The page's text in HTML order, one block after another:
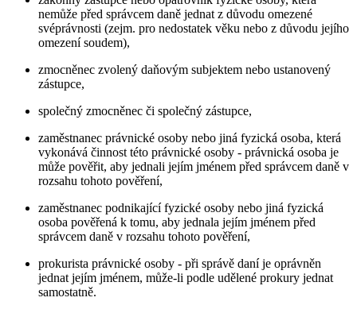
nemůže před správcem daně jednat z důvodu omezené
svéprávnosti (zejm. pro nedostatek věku nebo z důvodu jejího
omezení soudem),
zmocněnec zvolený daňovým subjektem nebo ustanovený
zástupce,
společný zmocněnec či společný zástupce,
zaměstnanec právnické osoby nebo jiná fyzická osoba, která
vykonává činnost této právnické osoby - právnická osoba je
může pověřit, aby jednali jejím jménem před správcem daně v
rozsahu tohoto pověření,
zaměstnanec podnikající fyzické osoby nebo jiná fyzická
osoba pověřená k tomu, aby jednala jejím jménem před
správcem daně v rozsahu tohoto pověření,
prokurista právnické osoby - při správě daní je oprávněn
jednat jejím jménem, může-li podle udělené prokury jednat
samostatně.